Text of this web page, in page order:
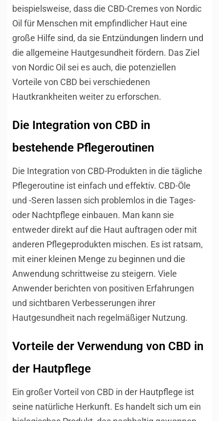
beispielsweise, dass die CBD-Cremes von Nordic
Oil für Menschen mit empfindlicher Haut eine
große Hilfe sind, da sie Entzündungen lindern und
die allgemeine Hautgesundheit fördern. Das Ziel
von Nordic Oil sei es auch, die potenziellen
Vorteile von CBD bei verschiedenen
Hautkrankheiten weiter zu erforschen.
Die Integration von CBD in
bestehende Pflegeroutinen
Die Integration von CBD-Produkten in die tägliche
Pflegeroutine ist einfach und effektiv. CBD-Öle
und -Seren lassen sich problemlos in die Tages-
oder Nachtpflege einbauen. Man kann sie
entweder direkt auf die Haut auftragen oder mit
anderen Pflegeprodukten mischen. Es ist ratsam,
mit einer kleinen Menge zu beginnen und die
Anwendung schrittweise zu steigern. Viele
Anwender berichten von positiven Erfahrungen
und sichtbaren Verbesserungen ihrer
Hautgesundheit nach regelmäßiger Nutzung.
Vorteile der Verwendung von CBD in
der Hautpflege
Ein großer Vorteil von CBD in der Hautpflege ist
seine natürliche Herkunft. Es handelt sich um ein